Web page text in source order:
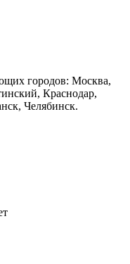
городов: Москва,
Краснодар,
Челябинск.